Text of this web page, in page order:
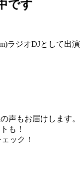
です
ラジオDJとして出演
声もお届けします。
も！
ック！